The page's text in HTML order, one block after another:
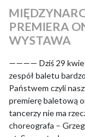
PREMIERA
WYSTAWA
———— Dziś 29
zespół baletu
Państwem czyli
premierę baletową
tancerzy nie ma
choreografa –